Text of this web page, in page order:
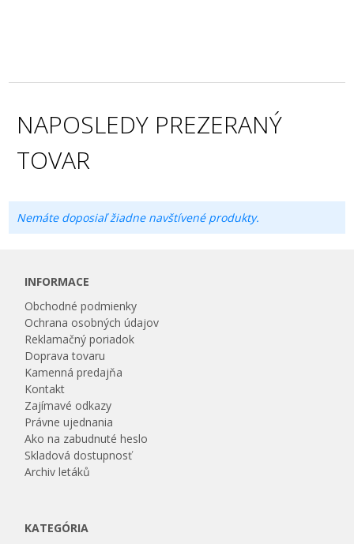
NAPOSLEDY PREZERANÝ
TOVAR
Nemáte doposiaľ žiadne navštívené produkty.
INFORMACE
Obchodné podmienky
Ochrana osobných údajov
Reklamačný poriadok
Doprava tovaru
Kamenná predajňa
Kontakt
Zajímavé odkazy
Právne ujednania
Ako na zabudnuté heslo
Skladová dostupnosť
Archiv letáků
KATEGÓRIA